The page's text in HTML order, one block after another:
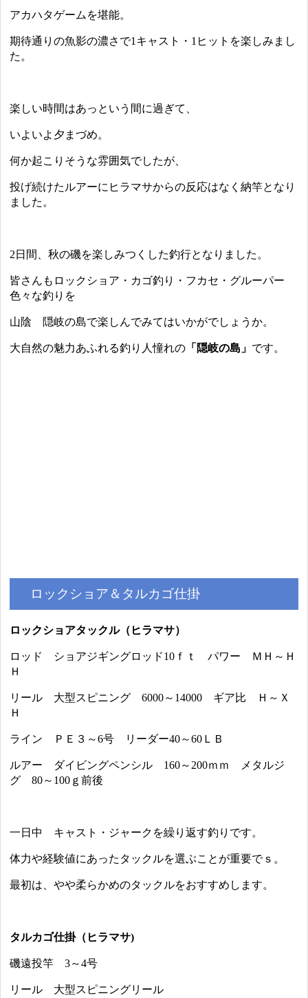
アカハタゲームを堪能。
期待通りの魚影の濃さで1キャスト・1ヒットを楽しみまし
た。
楽しい時間はあっという間に過ぎて、
いよいよ夕まづめ。
何か起こりそうな雰囲気でしたが、
投げ続けたルアーにヒラマサからの反応はなく納竿となり
ました。
2日間、秋の磯を楽しみつくした釣行となりました。
皆さんもロックショア・カゴ釣り・フカセ・グルーパー
色々な釣りを
山陰 隠岐の島で楽しんでみてはいかがでしょうか。
大自然の魅力あふれる釣り人憧れの 「隠岐の島」 です。
ロックショア＆タルカゴ仕掛
ロックショアタックル（ヒラマサ）
ロッド ショアジギングロッド10ｆｔ パワー ＭＨ～Ｈ
Ｈ
リール 大型スピニング 6000～14000 ギア比 Ｈ～Ｘ
Ｈ
ライン ＰＥ３～6号 リーダー40～60ＬＢ
ルアー ダイビングペンシル 160～200ｍｍ メタルジ
グ 80～100ｇ前後
一日中 キャスト・ジャークを繰り返す釣りです。
体力や経験値にあったタックルを選ぶことが重要でｓ。
最初は、やや柔らかめのタックルをおすすめします。
タルカゴ仕掛（ヒラマサ)
磯遠投竿 3～4号
リール 大型スピニングリール